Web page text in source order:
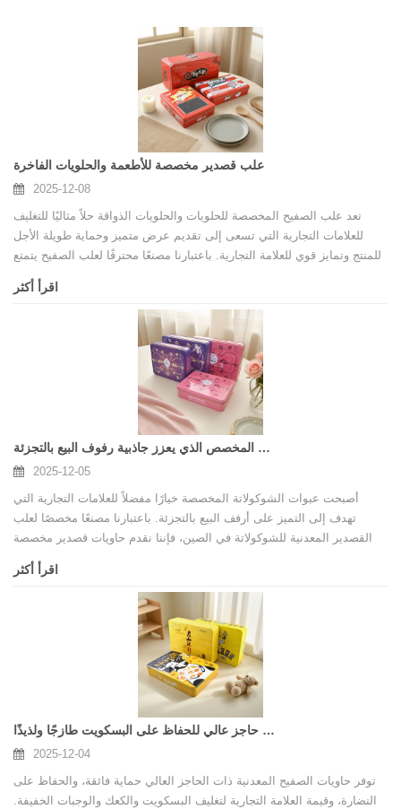
علب قصدير مخصصة للأطعمة والحلويات الفاخرة
2025-12-08
تعد علب الصفيح المخصصة للحلويات والحلويات الذواقة حلاً مثاليًا للتغليف
للعلامات التجارية التي تسعى إلى تقديم عرض متميز وحماية طويلة الأجل
للمنتج وتمايز قوي للعلامة التجارية. باعتبارنا مصنعًا محترفًا لعلب الصفيح يتمتع
بقدرات تصنيع داخلية كاملة، فإننا نقدم عبوات معدنية مخصصة بالكامل مصممة
خصيصًا للعلامات التجارية للحلوى والشوكولاتة والحلويات في جميع أنحاء
اقرأ أكثر
تغليف قصدير الشوكولاتة المخصص الذي يعزز جاذبية رفوف البيع بالتجزئة
2025-12-05
أصبحت عبوات الشوكولاتة المخصصة خيارًا مفضلاً للعلامات التجارية التي
تهدف إلى التميز على أرفف البيع بالتجزئة. باعتبارنا مصنعًا مخصصًا لعلب
القصدير المعدنية للشوكولاتة في الصين، فإننا نقدم حاويات قصدير مخصصة
بالكامل ترفع قيمة المنتج، وتعزز العلامات التجارية، وتضمن الحماية على المدى
الطويل. تشرح هذه المقالة سبب أهمية اختيار الشركة المصنعة المناسبة
اقرأ أكثر
عبوات معدنية ذات حاجز عالي للحفاظ على البسكويت طازجًا ولذيذًا
2025-12-04
توفر حاويات الصفيح المعدنية ذات الحاجز العالي حماية فائقة، والحفاظ على
النضارة، وقيمة العلامة التجارية لتغليف البسكويت والكعك والوجبات الخفيفة.